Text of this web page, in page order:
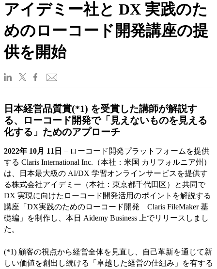
アイデミー社と DX 実践のた
めのローコード開発講座の提
供を開始
日本経営品質賞(*1) を受賞した講師が解説す
る、ローコード開発で「見えないものを見える
化する」ためのアプローチ
2022年 10月 11日 – ローコード開発プラットフォームを提供
する Claris International Inc.（本社：米国 カリフォルニア州）
は、日本最大級の AI/DX 学習オンラインサービスを提供す
る株式会社アイデミー（本社：東京都千代田区）と共同で
DX 実現に向けたローコード開発活用のポイントを解説する
講座「DX実践のためのローコード開発 Claris FileMaker 基
礎編」を制作し、本日 Aidemy Business 上でリリースしまし
た。
(*1) 顧客の視点から経営全体を見直し、自己革新を通じて新
しい価値を創出し続ける「卓越した経営の仕組み」を有する